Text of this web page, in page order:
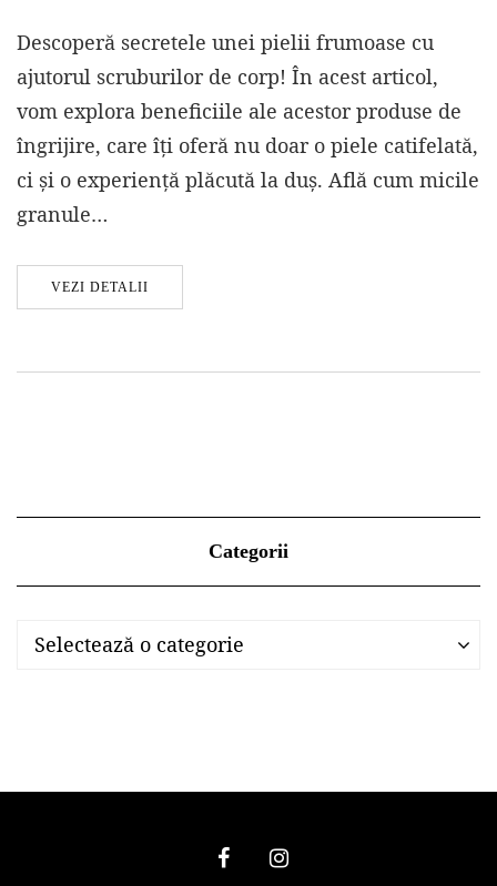
Descoperă secretele unei pielii frumoase cu
ajutorul scruburilor de corp! În acest articol,
vom explora beneficiile ale acestor produse de
îngrijire, care îți oferă nu doar o piele catifelată,
ci și o experiență plăcută la duș. Află cum micile
granule…
VEZI DETALII
Categorii
Categorii
Selectează o categorie
Categorii